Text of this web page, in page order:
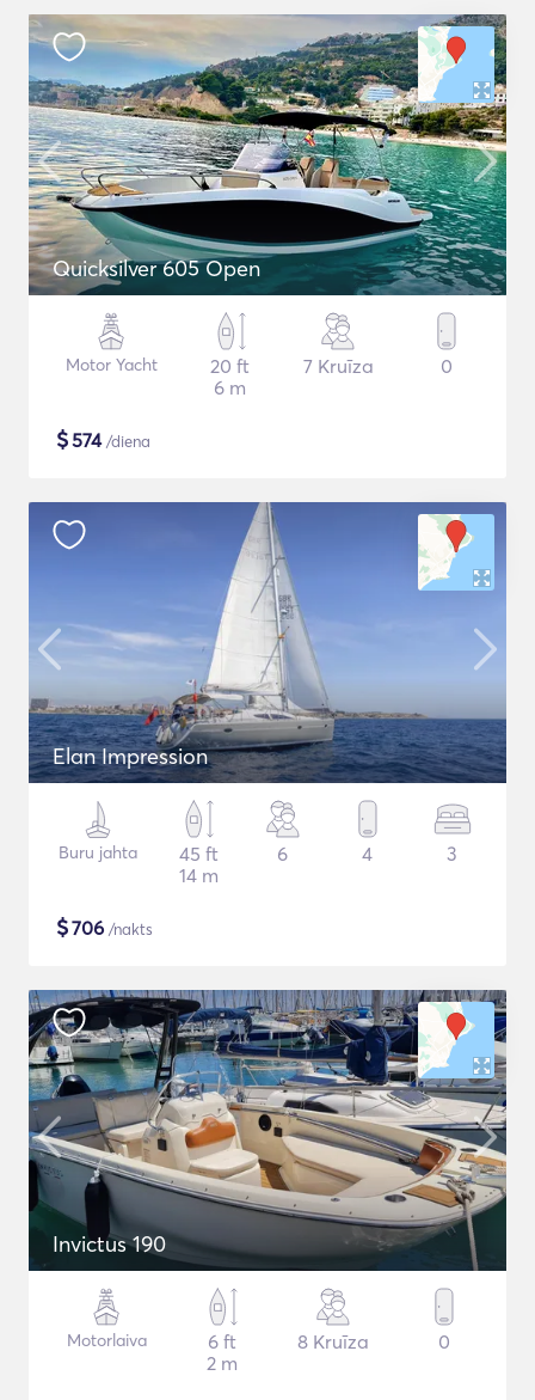
Quicksilver 605 Open
Motor Yacht
20 ft
6 m
7 Kruīza 0
$574/diena
Elan Impression
Buru jahta
45 ft
14 m
6 4 3
$706 /nakts
Invictus 190
Motorlaiva
6 ft
2 m
8 Kruīza 0